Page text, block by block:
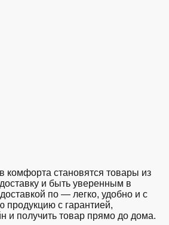
становятся товары из
и быть уверенным в
по — легко, удобно и с
с гарантией,
и получить товар прямо до дома.